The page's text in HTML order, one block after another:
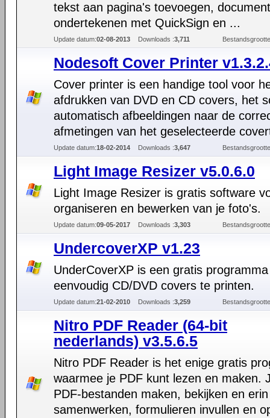
tekst aan pagina's toevoegen,
ondertekenen met QuickSign en ...
Update datum:02-08-2013 Downloads :3,711
Nodesoft Cover Printer
Cover printer is een handige tool voor
afdrukken van DVD en CD covers, het
automatisch afbeeldingen naar de
afmetingen van het geselecteerde
Update datum:18-02-2014 Downloads :3,647
Light Image Resizer v5.0.6.0
Light Image Resizer is gratis software
organiseren en bewerken van je foto's.
Update datum:09-05-2017 Downloads :3,303
UndercoverXP v1.23
UnderCoverXP is een gratis
eenvoudig CD/DVD covers te printen.
Update datum:21-02-2010 Downloads :3,259
Nitro PDF Reader (64-bit
nederlands) v3.5.6.5
Nitro PDF Reader is het enige gratis
waarmee je PDF kunt lezen en maken.
PDF-bestanden maken, bekijken en erin
samenwerken, formulieren invullen en